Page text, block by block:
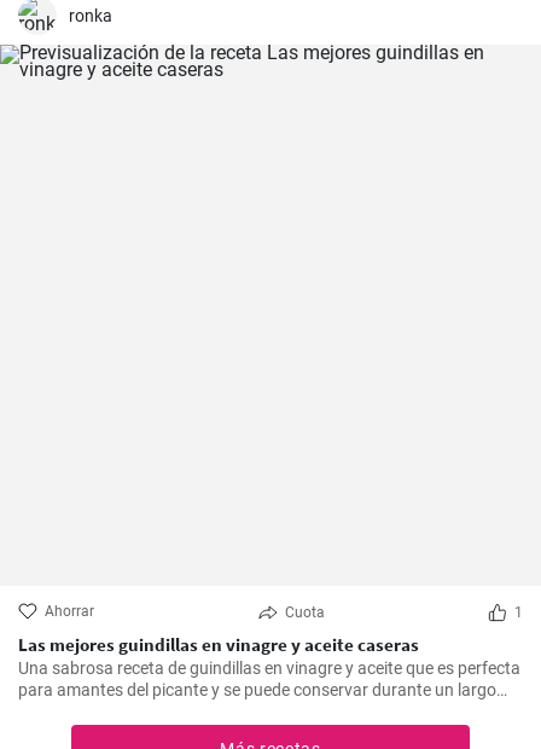
ronka
Ahorrar Cuota 1
Las mejores guindillas en vinagre y aceite caseras
Una sabrosa receta de guindillas en vinagre y aceite que es perfecta
para amantes del picante y se puede conservar durante un largo